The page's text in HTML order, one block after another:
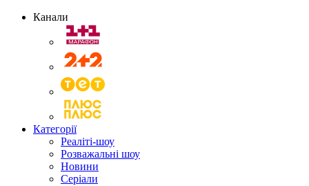
Канали
Категорії
Реаліті-шоу
Розважальні шоу
Новини
Серіали